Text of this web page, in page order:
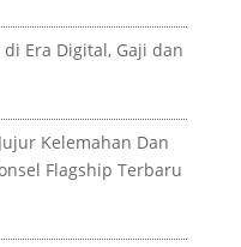
Era Digital, Gaji dan
Kelemahan Dan
Flagship Terbaru